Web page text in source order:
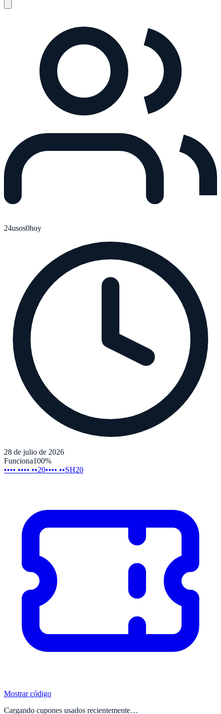
24usos0hoy
28 de julio de 2026
Funciona100%
•••• •••• ••20•••• ••SH20
Mostrar código
Cargando cupones usados recientemente…